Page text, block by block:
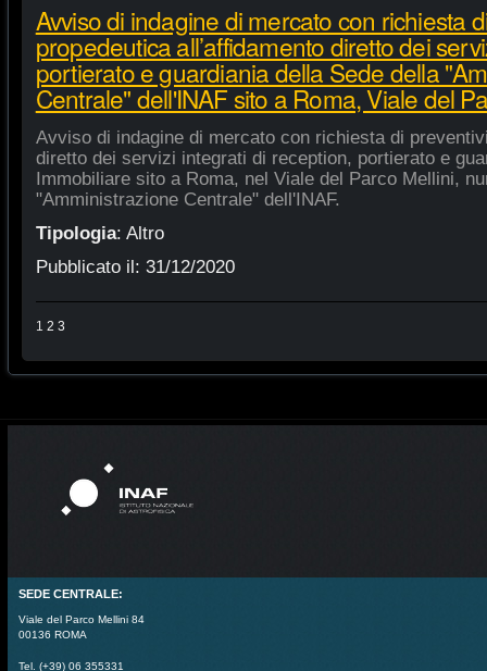
Avviso di indagine di mercato con richiesta
propedeutica all’affidamento diretto dei
portierato e guardiania della Sede della
Centrale" dell'INAF sito a Roma, Viale del
Avviso di indagine di mercato con richiesta di
diretto dei servizi integrati di reception, portierato e
Immobiliare sito a Roma, nel Viale del Parco Mellini,
"Amministrazione Centrale" dell'INAF.
Tipologia: Altro
Pubblicato il: 31/12/2020
1 2 3
SEDE CENTRALE:
Viale del Parco Mellini 84
00136 ROMA
Tel. (+39) 06 355331